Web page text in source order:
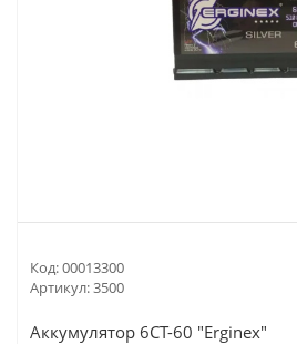
Код:00013300
Артикул:3500
Аккумулятор 6СТ-60 "Erginex"